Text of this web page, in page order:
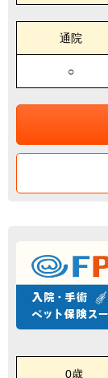
通院
○
0歳